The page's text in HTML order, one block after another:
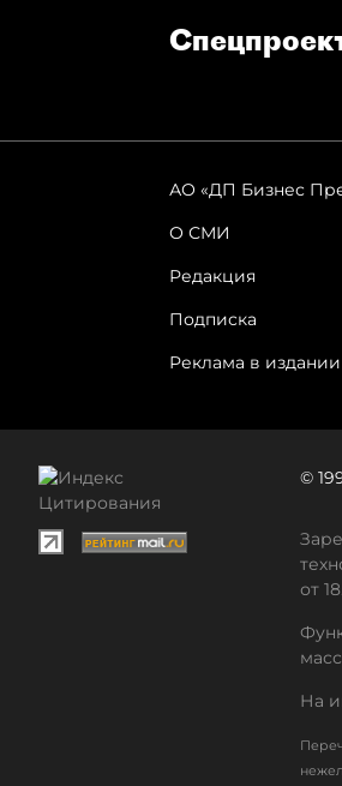
АО «ДП Бизнес
О СМИ
Редакция
Подписка
Реклама в издании
©
от
На